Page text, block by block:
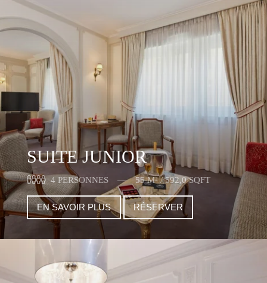
SUITE JUNIOR
4 PERSONNES 55 M² / 592,0 SQFT
EN SAVOIR PLUS RÉSERVER